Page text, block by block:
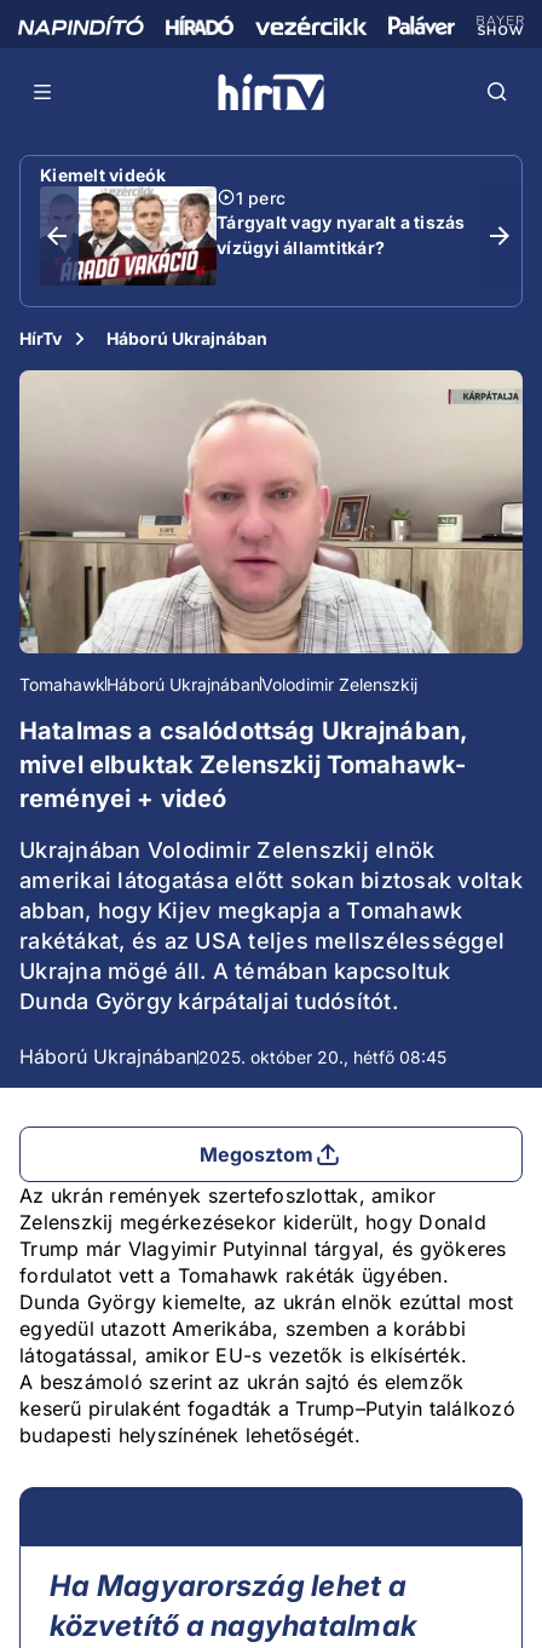
Kiemelt videók
1 perc
Tárgyalt vagy nyaralt a tiszás
vízügyi államtitkár?
HírTv Háború Ukrajnában
TomahawkHáború UkrajnábanVolodimir Zelenszkij
Hatalmas a csalódottság Ukrajnában,
mivel elbuktak Zelenszkij Tomahawk-
reményei + videó
Ukrajnában Volodimir Zelenszkij elnök
amerikai látogatása előtt sokan biztosak voltak
abban, hogy Kijev megkapja a Tomahawk
rakétákat, és az USA teljes mellszélességgel
Ukrajna mögé áll. A témában kapcsoltuk
Dunda György kárpátaljai tudósítót.
Háború Ukrajnában2025. október 20., hétfő 08:45
Megosztom
Az ukrán remények szertefoszlottak, amikor
Zelenszkij megérkezésekor kiderült, hogy Donald
Trump már Vlagyimir Putyinnal tárgyal, és gyökeres
fordulatot vett a Tomahawk rakéták ügyében.
Dunda György kiemelte, az ukrán elnök ezúttal most
egyedül utazott Amerikába, szemben a korábbi
látogatással, amikor EU-s vezetők is elkísérték.
A beszámoló szerint az ukrán sajtó és elemzők
keserű pirulaként fogadták a Trump–Putyin találkozó
budapesti helyszínének lehetőségét.
Ha Magyarország lehet a
közvetítő a nagyhatalmak